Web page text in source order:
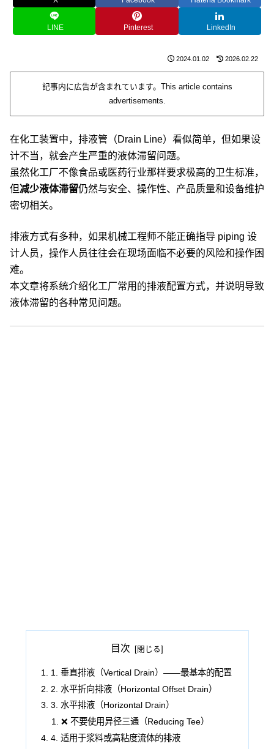
LINE Pinterest LinkedIn
2024.01.02 2026.02.22
記事内に広告が含まれています。This article contains
advertisements.
在化工装置中，排液管（Drain Line）看似简单，但如果设
计不当，就会产生严重的液体滞留问题。
虽然化工厂不像食品或医药行业那样要求极高的卫生标准，
但减少液体滞留仍然与安全、操作性、产品质量和设备维护
密切相关。
排液方式有多种，如果机械工程师不能正确指导 piping 设
计人员，操作人员往往会在现场面临不必要的风险和操作困
难。
本文章将系统介绍化工厂常用的排液配置方式，并说明导致
液体滞留的各种常见问题。
目次
1. 垂直排液（Vertical Drain）——最基本的配置
2. 水平折向排液（Horizontal Offset Drain）
3. 水平排液（Horizontal Drain）
❌ 不要使用异径三通（Reducing Tee）
4. 适用于浆料或高粘度流体的排液